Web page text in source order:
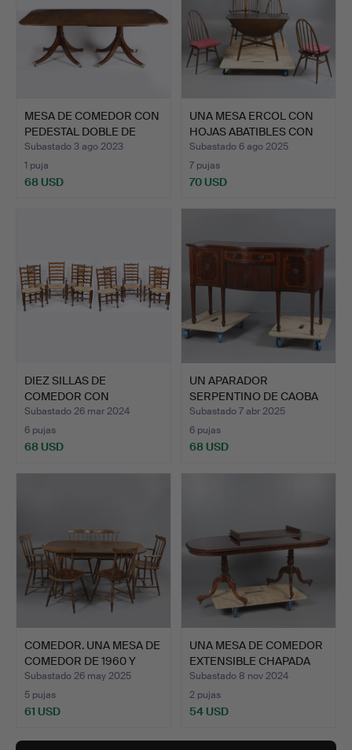
MESA DE COMEDOR CON
PEDESTAL DOBLE DE
CAOB…
Subastado 3 ago 2023
1 puja
68 USD
UNA MESA ERCOL CON
HOJAS ABATIBLES CON
FOR…
Subastado 6 ago 2025
7 pujas
70 USD
DIEZ SILLAS DE
COMEDOR CON
RESPALDO DE ESC…
Subastado 26 mar 2024
6 pujas
68 USD
UN APARADOR
SERPENTINO DE CAOBA
GEORGE III.
Subastado 7 abr 2025
6 pujas
68 USD
COMEDOR. UNA MESA DE
COMEDOR DE 1960 Y
SEI…
Subastado 26 may 2025
5 pujas
61 USD
UNA MESA DE COMEDOR
EXTENSIBLE CHAPADA
EN …
Subastado 8 nov 2024
2 pujas
54 USD